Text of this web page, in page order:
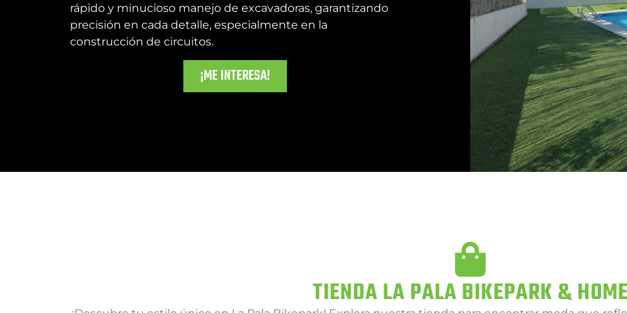
rápido y minucioso manejo de excavadoras, garantizando
precisión en cada detalle, especialmente en la
construcción de circuitos.
¡ME INTERESA!
TIENDA LA PALA BIKEPARK &